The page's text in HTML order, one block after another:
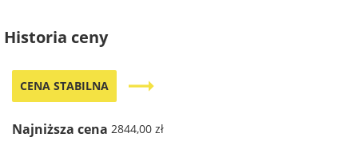
Historia ceny
CENA STABILNA trending_flat
Najniższa cena 2844,00 zł